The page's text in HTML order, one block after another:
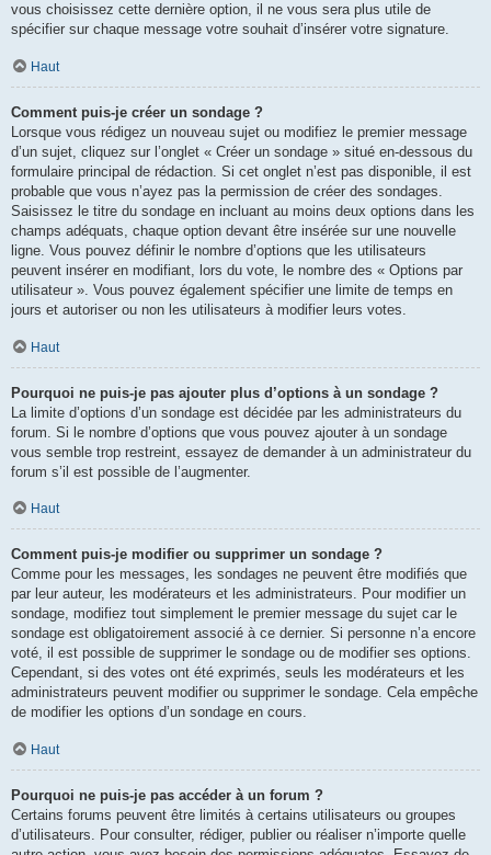
vous choisissez cette dernière option, il ne vous sera plus utile de
spécifier sur chaque message votre souhait d’insérer votre signature.
Haut
Comment puis-je créer un sondage ?
Lorsque vous rédigez un nouveau sujet ou modifiez le premier message
d’un sujet, cliquez sur l’onglet « Créer un sondage » situé en-dessous du
formulaire principal de rédaction. Si cet onglet n’est pas disponible, il est
probable que vous n’ayez pas la permission de créer des sondages.
Saisissez le titre du sondage en incluant au moins deux options dans les
champs adéquats, chaque option devant être insérée sur une nouvelle
ligne. Vous pouvez définir le nombre d’options que les utilisateurs
peuvent insérer en modifiant, lors du vote, le nombre des « Options par
utilisateur ». Vous pouvez également spécifier une limite de temps en
jours et autoriser ou non les utilisateurs à modifier leurs votes.
Haut
Pourquoi ne puis-je pas ajouter plus d’options à un sondage ?
La limite d’options d’un sondage est décidée par les administrateurs du
forum. Si le nombre d’options que vous pouvez ajouter à un sondage
vous semble trop restreint, essayez de demander à un administrateur du
forum s’il est possible de l’augmenter.
Haut
Comment puis-je modifier ou supprimer un sondage ?
Comme pour les messages, les sondages ne peuvent être modifiés que
par leur auteur, les modérateurs et les administrateurs. Pour modifier un
sondage, modifiez tout simplement le premier message du sujet car le
sondage est obligatoirement associé à ce dernier. Si personne n’a encore
voté, il est possible de supprimer le sondage ou de modifier ses options.
Cependant, si des votes ont été exprimés, seuls les modérateurs et les
administrateurs peuvent modifier ou supprimer le sondage. Cela empêche
de modifier les options d’un sondage en cours.
Haut
Pourquoi ne puis-je pas accéder à un forum ?
Certains forums peuvent être limités à certains utilisateurs ou groupes
d’utilisateurs. Pour consulter, rédiger, publier ou réaliser n’importe quelle